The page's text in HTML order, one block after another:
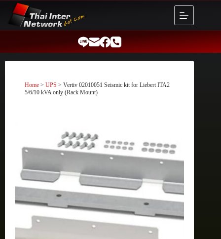
content
Home > UPS > Vertiv 02010051 Seismic kit for Liebert ITA2
5/6/10 kVA only (Rack Mount)